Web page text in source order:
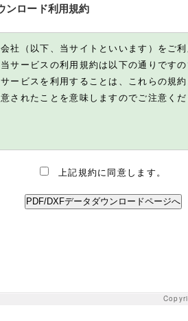
ンロード利用規約
社（以下、当サイトといいます）をご
サービスの利用規約は以下の通りです
ービスを利用することは、これらの規
されたことを意味しますのでご注意くだ
が出来ます。その変更後にお客様が当サ
、規約を変更した時は、当社は変更した
除いて、当サービスに掲載されるPDF/
上記規約に同意します。